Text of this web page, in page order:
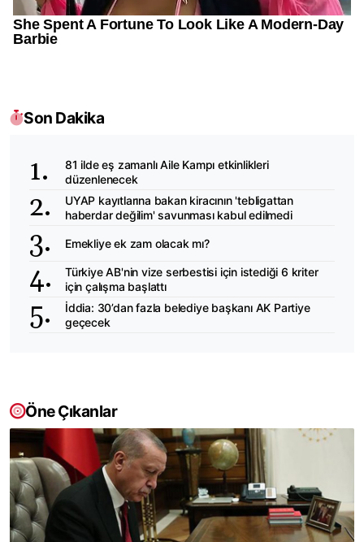
Son Dakika
81 ilde eş zamanlı Aile Kampı etkinlikleri
düzenlenecek
UYAP kayıtlarına bakan kiracının 'tebligattan
haberdar değilim' savunması kabul edilmedi
Emekliye ek zam olacak mı?
Türkiye AB'nin vize serbestisi için istediği 6 kriter
için çalışma başlattı
İddia: 30’dan fazla belediye başkanı AK Partiye
geçecek
Öne Çıkanlar